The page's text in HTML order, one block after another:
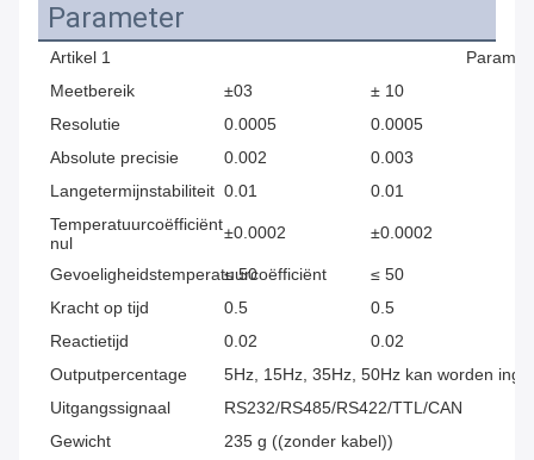
Parameter
Artikel 1
Meetbereik
±03 ± 10
Resolutie
0.0005 0.0005
Absolute precisie
0.002 0.003
Langetermijnstabiliteit 0.01 0.01
Temperatuurcoëfficiënt
nul
±0.0002 ±0.0002
Gevoeligheidstemperatuurcoëfficiënt
≤ 50 ≤ 50
Kracht op tijd
0.5 0.5
Reactietijd
0.02 0.02
Outputpercentage
5Hz, 15Hz, 35Hz, 50Hz kan worden
Uitgangssignaal
RS232/RS485/RS422/TTL/CAN
Gewicht
235 g ((zonder kabel))